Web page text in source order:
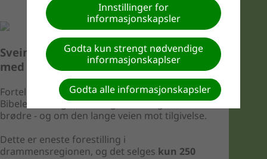
Svein Tindberg besøker Mjøndalen
med forestillingen: Esau og Jakob
Fortellingen om Abrahams barnebarn, er en av
Bibelens mange fortellinger om krig mellom
brødre - og om den lange veien mot tilgivelse.
Dette er eneste forestilling i
drammensregionen, og det selges kun 250
Innstillinger for
informasjonskapsler
Godta kun strengt nødvendige
informasjonskaplser
Godta alle informasjonskapsler